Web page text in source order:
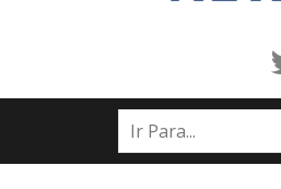
INÍCIO
NOTÍCIAS